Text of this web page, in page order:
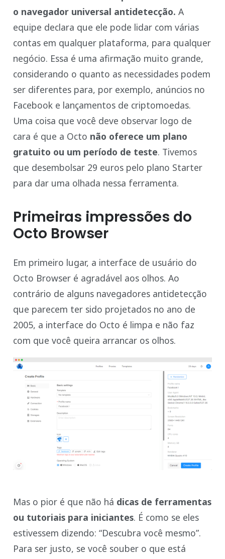
o navegador universal antidetecção. A
equipe declara que ele pode lidar com várias
contas em qualquer plataforma, para qualquer
negócio. Essa é uma afirmação muito grande,
considerando o quanto as necessidades podem
ser diferentes para, por exemplo, anúncios no
Facebook e lançamentos de criptomoedas.
Uma coisa que você deve observar logo de
cara é que a Octo não oferece um plano
gratuito ou um período de teste. Tivemos
que desembolsar 29 euros pelo plano Starter
para dar uma olhada nessa ferramenta.
Primeiras impressões do
Octo Browser
Em primeiro lugar, a interface de usuário do
Octo Browser é agradável aos olhos. Ao
contrário de alguns navegadores antidetecção
que parecem ter sido projetados no ano de
2005, a interface do Octo é limpa e não faz
com que você queira arrancar os olhos.
Mas o pior é que não há dicas de ferramentas
ou tutoriais para iniciantes. É como se eles
estivessem dizendo: “Descubra você mesmo”.
Para ser justo, se você souber o que está